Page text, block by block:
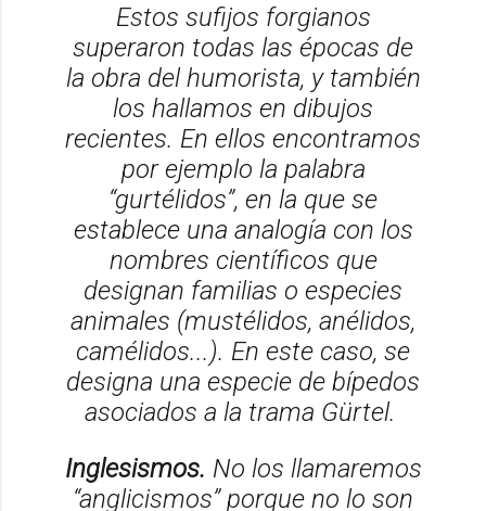
Estos sufijos forgianos
superaron todas las épocas de
la obra del humorista, y también
los hallamos en dibujos
recientes. En ellos encontramos
por ejemplo la palabra
“gurtélidos”, en la que se
establece una analogía con los
nombres científicos que
designan familias o especies
animales (mustélidos, anélidos,
camélidos...). En este caso, se
designa una especie de bípedos
asociados a la trama Gürtel.
Inglesismos. No los llamaremos
“anglicismos” porque no lo son